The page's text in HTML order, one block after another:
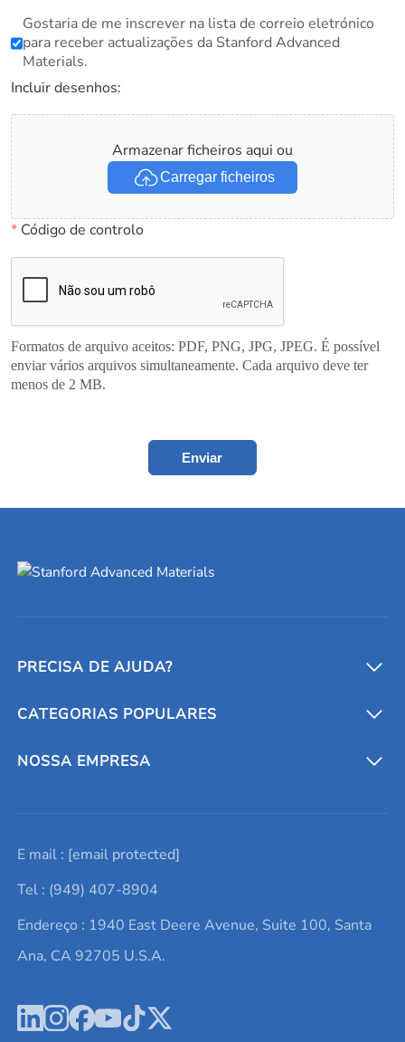
Gostaria de me inscrever na lista de correio eletrónico
para receber actualizações da Stanford Advanced
Materials.
Incluir desenhos:
Armazenar ficheiros aqui ou
Carregar ficheiros
*Código de controlo
Formatos de arquivo aceitos: PDF, PNG, JPG, JPEG. É possível
enviar vários arquivos simultaneamente. Cada arquivo deve ter
menos de 2 MB.
Enviar
PRECISA DE AJUDA?
Conversores e calculadoras
Entre em contato conosco
Lista de consultas
Termos e Condições
Política de Privacidade
CATEGORIAS POPULARES
Metais refratários
Elementos de terras raras
Alvos de pulverização catódica
Ácido hialurônico
NOSSA EMPRESA
Promoções atuais
Notícias e blogs
Estudos de caso
E mail : [email protected]
Tel : (949) 407-8904
Endereço : 1940 East Deere Avenue, Suite 100, Santa
Ana, CA 92705 U.S.A.